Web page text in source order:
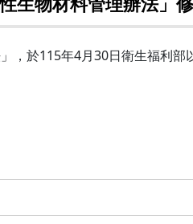
，於115年4月30日衛生福利